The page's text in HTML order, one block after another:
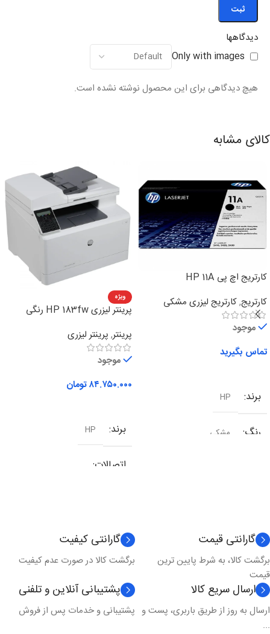
دیدگاهها
Only with images
هیچ دیدگاهی برای این محصول نوشته نشده است.
کالای مشابه
کارتریج اچ پی HP 11A
کارتریج,کارتریج لیزری مشکی
موجود
تماس بگیرید
برند HP
رنگ مشکی
ویژه
پرینتر لیزری HP 183fw رنگی
پرینتر, پرینتر لیزری
موجود
۸۴.۷۵۰.۰۰۰تومان
برند HP
اتصالات
نوع کارکرد
تکنولوژی چاپ لیزری
مدل چاپ
گارانتی قیمت
برگشت کالا، به شرط پایین ترین
قیمت
گارانتی کیفیت
برگشت کالا در صورت عدم کیفیت
ارسال سریع کالا
ارسال به روز از طریق باربری، پست و
...
پشتیبانی آنلاین و تلفنی
پشتیبانی و خدمات پس از فروش